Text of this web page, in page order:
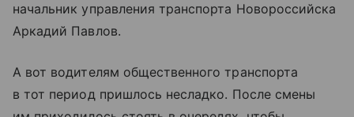
начальник управления транспорта Новороссийска
Аркадий Павлов.
А вот водителям общественного транспорта
в тот период пришлось несладко. После смены